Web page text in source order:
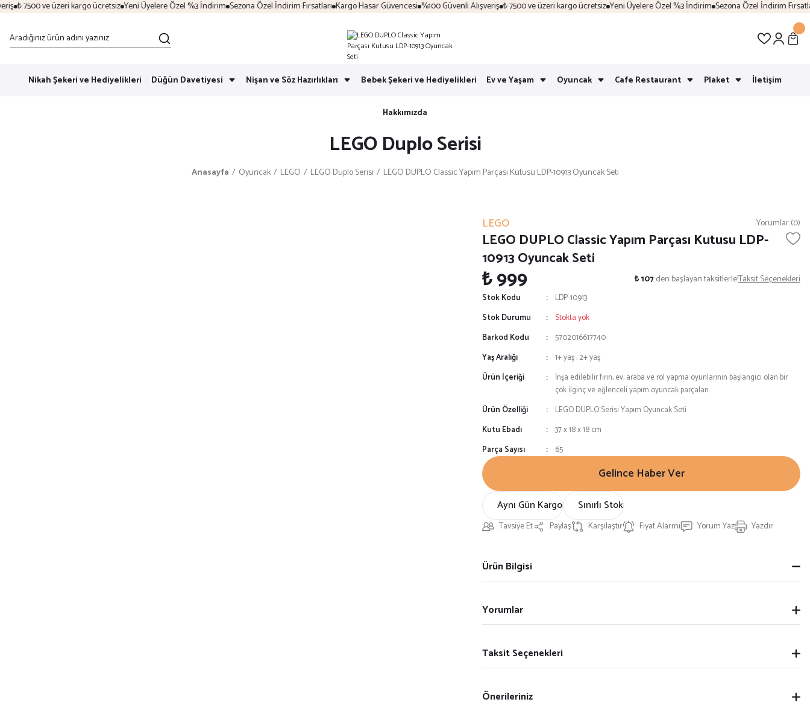
₺ 7500 ve üzeri kargo ücretsiz Yeni Üyelere Özel %3 İndirim Sezona Özel İndirim Fırsatları Kargo Hasar Güvencesi %100 Güvenli Alışveriş ₺ 7500 ve üzeri kargo ücretsiz Yeni Üyelere Özel %3 İndirim Sezona Özel İndirim Fırsatları
Nikah Şekeri ve Hediyelikleri Düğün Davetiyesi Nişan ve Söz Hazırlıkları Bebek Şekeri ve Hediyelikleri Ev ve Yaşam Oyuncak Cafe Restaurant Plaket İletişim
Hakkımızda
LEGO Duplo Serisi
Anasayfa Oyuncak LEGO LEGO Duplo Serisi LEGO DUPLO Classic Yapım Parçası Kutusu LDP-10913 Oyuncak Seti
LEGO Yorumlar (0)
LEGO DUPLO Classic Yapım Parçası Kutusu LDP-
10913 Oyuncak Seti
₺ 999 ₺ 107den başlayan taksitlerle!Taksit Seçenekleri
Stok Kodu
LDP-10913
Stok Durumu
Stokta yok
Barkod Kodu
5702016617740
Yaş Aralığı
1+ yaş,2+ yaş
Ürün İçeriği
İnşa edilebilir fırın, ev, araba ve rol yapma oyunlarının başlangıcı olan bir
çok ilginç ve eğlenceli yapım oyuncak parçaları.
Ürün Özelliği
LEGO DUPLO Serisi Yapım Oyuncak Seti
Kutu Ebadı
37 x 18 x 18 cm
Parça Sayısı
65
Gelince Haber Ver
Aynı Gün Kargo Sınırlı Stok
Tavsiye Et Paylaş Karşılaştır Fiyat Alarmı Yorum Yaz Yazdır
Ürün Bilgisi
Yorumlar
Taksit Seçenekleri
Önerileriniz